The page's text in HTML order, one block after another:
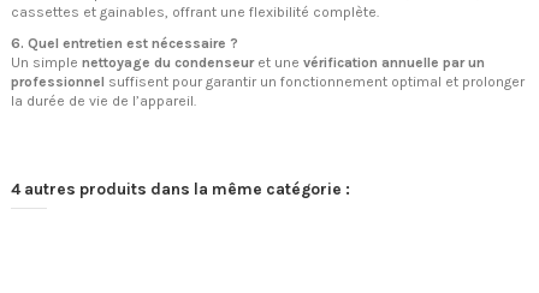
cassettes et gainables, offrant une flexibilité complète.
6. Quel entretien est nécessaire ?
Un simple nettoyage du condenseuret une vérification annuelle par un
professionnel suffisent pour garantir un fonctionnement optimal et prolonger
la durée de vie de l’appareil.
4 autres produits dans la même catégorie :